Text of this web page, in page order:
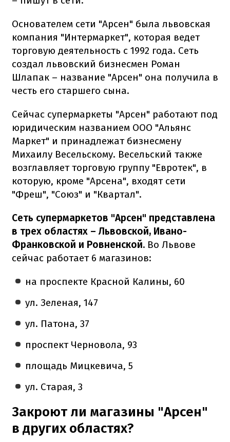
Основателем сети "Арсен" была львовская
компания "Интермаркет", которая ведет
торговую деятельность с 1992 года. Сеть
создал львовский бизнесмен Роман
Шлапак – название "Арсен" она получила в
честь его старшего сына.
Сейчас супермаркеты "Арсен" работают под
юридическим названием ООО "Альянс
Маркет" и принадлежат бизнесмену
Михаилу Весельскому. Весельский также
возглавляет торговую группу "Евротек", в
которую, кроме "Арсена", входят сети
"Фреш", "Союз" и "Квартал".
Сеть супермаркетов "Арсен" представлена
в трех областях – Львовской, Ивано-
Франковской и Ровненской. Во Львове
сейчас работает 6 магазинов:
на проспекте Красной Калины, 60
ул. Зеленая, 147
ул. Патона, 37
проспект Черновола, 93
площадь Мицкевича, 5
ул. Старая, 3
Закроют ли магазины "Арсен"
в других областях?